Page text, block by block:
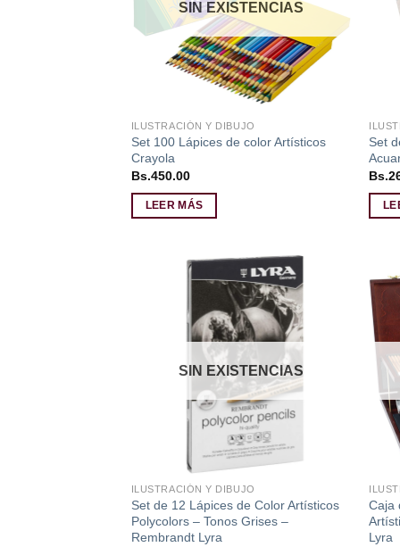
SIN EXISTENCIAS
ILUSTRACIÓN Y DIBUJO
Set 100 Lápices de color Artísticos
Crayola
Bs.450.00
LEER MÁS
Set
Bs.
lista de
deseos
SIN EXISTENCIAS
ILUSTRACIÓN Y DIBUJO
Set de 12 Lápices de Color Artísticos
Polycolors – Tonos Grises –
Rembrandt Lyra
Caja
Lyra